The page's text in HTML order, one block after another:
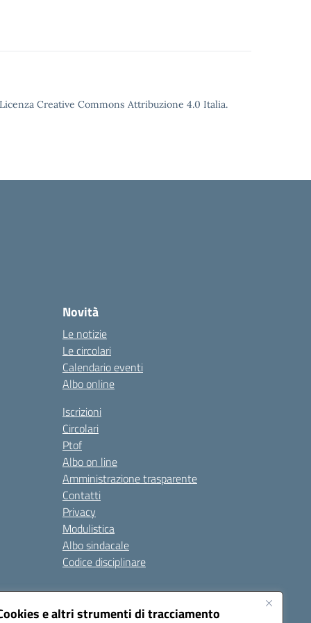
e altri strumenti di tracciamento
Creative Commons Attribuzione 4.0 Italia.
Novità
Le notizie
Le circolari
Calendario eventi
Albo online
Iscrizioni
Circolari
Ptof
Albo on line
Amministrazione trasparente
Contatti
Privacy
Modulistica
Albo sindacale
Codice disciplinare
e di comportamento
riferimento: 2024/2025